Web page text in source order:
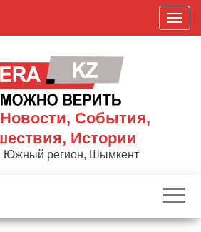
П
о
к
р
События,
Истории
Южный регион, Шымкент